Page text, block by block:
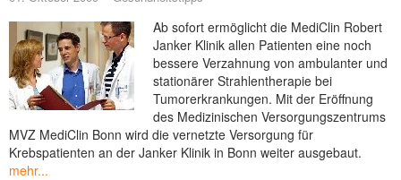
Ab sofort ermöglicht die MediClin Robert
Janker Klinik allen Patienten eine noch
bessere Verzahnung von ambulanter und
stationärer Strahlentherapie bei
Tumorerkrankungen. Mit der Eröffnung
des Medizinischen Versorgungszentrums
MVZ MediClin Bonn wird die vernetzte Versorgung für
Krebspatienten an der Janker Klinik in Bonn weiter ausgebaut.
mehr...